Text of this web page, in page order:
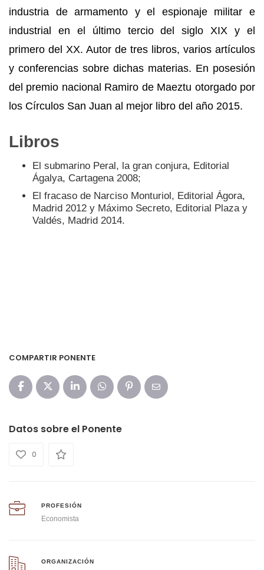
industria de armamento y el espionaje militar e
industrial en el último tercio del siglo XIX y el
primero del XX. Autor de tres libros, varios artículos
y conferencias sobre dichas materias. En posesión
del premio nacional Ramiro de Maeztu otorgado por
los Círculos San Juan al mejor libro del año 2015.
Libros
El submarino Peral, la gran conjura, Editorial
Ágalya, Cartagena 2008;
El fracaso de Narciso Monturiol, Editorial Ágora,
Madrid 2012 y Máximo Secreto, Editorial Plaza y
Valdés, Madrid 2014.
COMPARTIR PONENTE
Datos sobre el Ponente
0
PROFESIÓN
Economista
ORGANIZACIÓN